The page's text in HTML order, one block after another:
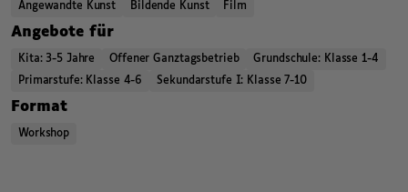
Angewandte Kunst Bildende Kunst
Film
Angebote für,
Kita: 3-5 Jahre Offener Ganztagsbetrieb
Grundschule: Klasse 1-4
Primarstufe: Klasse 4-6
Sekundarstufe I: Klasse 7-10
,,Format,
Workshop